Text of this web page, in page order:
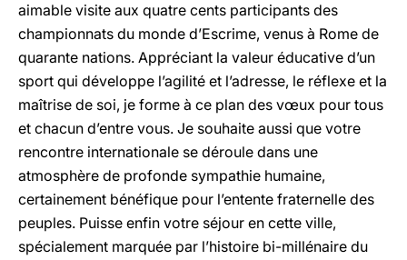
aimable visite aux quatre cents participants des
championnats du monde d’Escrime, venus à Rome de
quarante nations. Appréciant la valeur éducative d’un
sport qui développe l’agilité et l’adresse, le réflexe et la
maîtrise de soi, je forme à ce plan des vœux pour tous
et chacun d’entre vous. Je souhaite aussi que votre
rencontre internationale se déroule dans une
atmosphère de profonde sympathie humaine,
certainement bénéfique pour l’entente fraternelle des
peuples. Puisse enfin votre séjour en cette ville,
spécialement marquée par l’histoire bi-millénaire du